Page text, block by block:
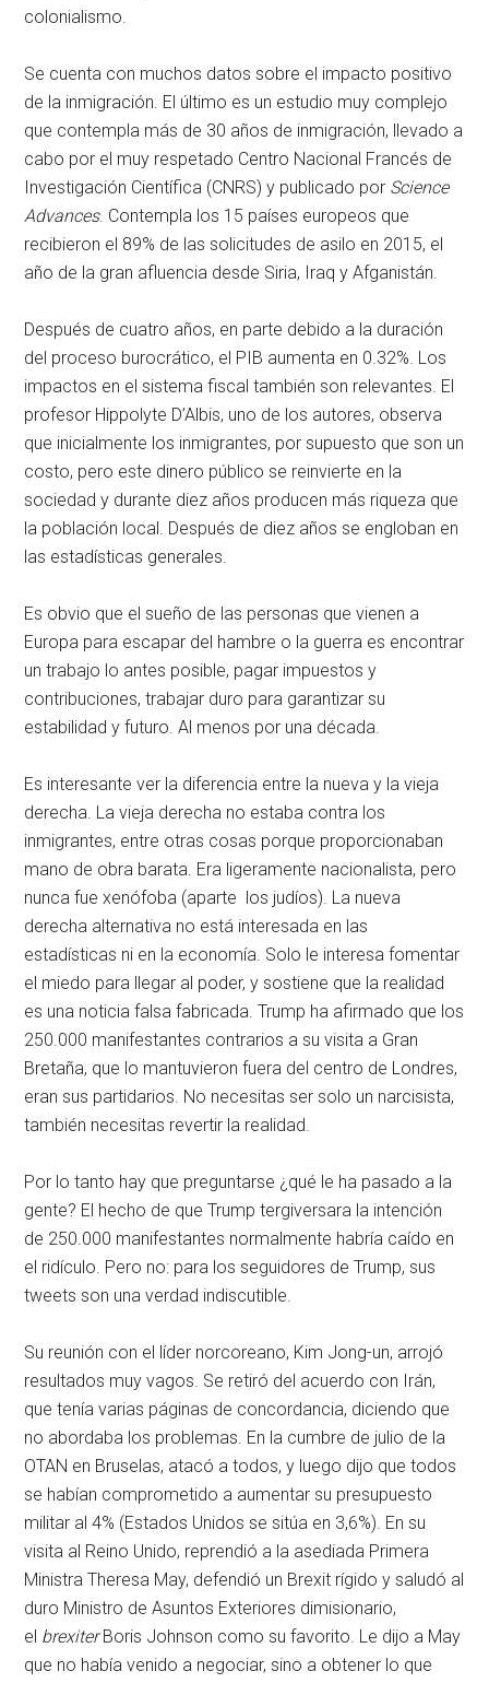
colonialismo.
Se cuenta con muchos datos sobre el impacto positivo
de la inmigración. El último es un estudio muy complejo
que contempla más de 30 años de inmigración, llevado a
cabo por el muy respetado Centro Nacional Francés de
Investigación Científica (CNRS) y publicado por Science
Advances. Contempla los 15 países europeos que
recibieron el 89% de las solicitudes de asilo en 2015, el
año de la gran afluencia desde Siria, Iraq y Afganistán.
Después de cuatro años, en parte debido a la duración
del proceso burocrático, el PIB aumenta en 0.32%. Los
impactos en el sistema fiscal también son relevantes. El
profesor Hippolyte D’Albis, uno de los autores, observa
que inicialmente los inmigrantes, por supuesto que son un
costo, pero este dinero público se reinvierte en la
sociedad y durante diez años producen más riqueza que
la población local. Después de diez años se engloban en
las estadísticas generales.
Es obvio que el sueño de las personas que vienen a
Europa para escapar del hambre o la guerra es encontrar
un trabajo lo antes posible, pagar impuestos y
contribuciones, trabajar duro para garantizar su
estabilidad y futuro. Al menos por una década.
Es interesante ver la diferencia entre la nueva y la vieja
derecha. La vieja derecha no estaba contra los
inmigrantes, entre otras cosas porque proporcionaban
mano de obra barata. Era ligeramente nacionalista, pero
nunca fue xenófoba (aparte los judíos). La nueva
derecha alternativa no está interesada en las
estadísticas ni en la economía. Solo le interesa fomentar
el miedo para llegar al poder, y sostiene que la realidad
es una noticia falsa fabricada. Trump ha afirmado que los
250.000 manifestantes contrarios a su visita a Gran
Bretaña, que lo mantuvieron fuera del centro de Londres,
eran sus partidarios. No necesitas ser solo un narcisista,
también necesitas revertir la realidad.
Por lo tanto hay que preguntarse ¿qué le ha pasado a la
gente? El hecho de que Trump tergiversara la intención
de 250.000 manifestantes normalmente habría caído en
el ridículo. Pero no: para los seguidores de Trump, sus
tweets son una verdad indiscutible.
Su reunión con el líder norcoreano, Kim Jong-un, arrojó
resultados muy vagos. Se retiró del acuerdo con Irán,
que tenía varias páginas de concordancia, diciendo que
no abordaba los problemas. En la cumbre de julio de la
OTAN en Bruselas, atacó a todos, y luego dijo que todos
se habían comprometido a aumentar su presupuesto
militar al 4% (Estados Unidos se sitúa en 3,6%). En su
visita al Reino Unido, reprendió a la asediada Primera
Ministra Theresa May, defendió un Brexit rígido y saludó al
duro Ministro de Asuntos Exteriores dimisionario,
el brexiterBoris Johnson como su favorito. Le dijo a May
que no había venido a negociar, sino a obtener lo que